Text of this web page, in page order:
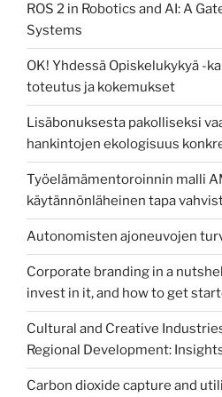
ROS 2 in Robotics and AI: A
Systems
OK! Yhdessä Opiskelukykyä -
toteutus ja kokemukset
Lisäbonuksesta pakolliseksi
hankintojen ekologisuus
Työelämämentoroinnin malli
käytännönläheinen tapa
Autonomisten ajoneuvojen
Corporate branding in a
invest in it, and how to get
Cultural and Creative
Regional Development:
Carbon dioxide capture and